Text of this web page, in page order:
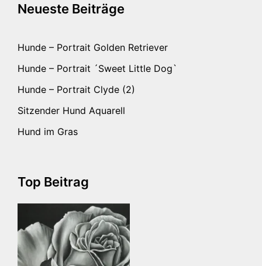
Neueste Beiträge
Hunde – Portrait Golden Retriever
Hunde – Portrait ´Sweet Little Dog`
Hunde – Portrait Clyde (2)
Sitzender Hund Aquarell
Hund im Gras
Top Beitrag